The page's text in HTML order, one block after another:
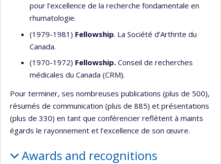
pour l’excellence de la recherche fondamentale en
rhumatologie.
(1979-1981) Fellowship. La Société d’Arthrite du
Canada.
(1970-1972) Fellowship. Conseil de recherches
médicales du Canada (CRM).
Pour terminer, ses nombreuses publications (plus de 500),
résumés de communication (plus de 885) et présentations
(plus de 330) en tant que conférencier reflètent à maints
égards le rayonnement et l’excellence de son œuvre.
Awards and recognitions